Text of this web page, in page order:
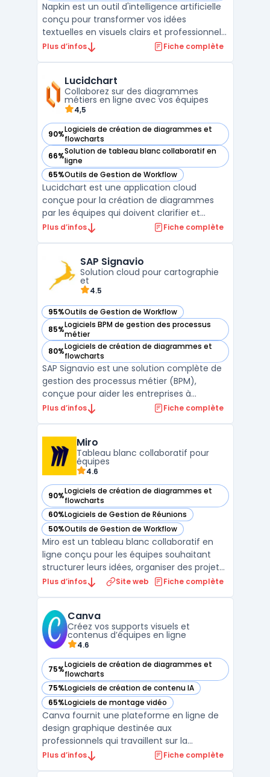
Napkin est un outil d'intelligence artificielle
conçu pour transformer vos idées
textuelles en visuels clairs et professionnels.
Cette solution innovante permet aux
schémas ou mindmaps. Avec son interface
intuitive, Napk ...
Plus d’infos Fiche complète
Lucidchart
Collaborez sur des diagrammes
métiers en ligne avec vos équipes
4,5
90%Logiciels de création de diagrammes et
flowcharts
— voir Lucidchart dans cette catégorie
66%Solution de tableau blanc collaboratif en
ligne
— voir Lucidchart dans cette catégorie
65%Outils de Gestion de Workflow
— voir Lucidchart dans cette catégorie
Lucidchart est une application cloud
conçue pour la création de diagrammes
par les équipes qui doivent clarifier et
partager des processus à distance. Cette
documentaire centralisée. Lucidchart
s'adresse aux gr ...
Plus d’infos Fiche complète
SAP Signavio
Solution cloud pour cartographie
et
4.5
95%Outils de Gestion de Workflow
— voir SAP Signavio dans cette catégorie
85%Logiciels BPM de gestion des processus
métier
— voir SAP Signavio dans cette catégorie
80%Logiciels de création de diagrammes et
flowcharts
— voir SAP Signavio dans cette catégorie
SAP Signavio est une solution complète de
gestion des processus métier (BPM),
conçue pour aider les entreprises à
cartographier, analyser et optimiser leurs
processus métier, permettant d’identifier
les inefficacités, de ...
Plus d’infos Fiche complète
Miro
Tableau blanc collaboratif pour
équipes
4.6
90%Logiciels de création de diagrammes et
flowcharts
— voir Miro dans cette catégorie
60%Logiciels de Gestion de Réunions
— voir Miro dans cette catégorie
50%Outils de Gestion de Workflow
— voir Miro dans cette catégorie
Miro est un tableau blanc collaboratif en
ligne conçu pour les équipes souhaitant
structurer leurs idées, organiser des projets
et faciliter la créativité en groupe. Cet outil
créer des cartes mentales et construire des
...
Plus d’infos Site web Fiche complète
Canva
Créez vos supports visuels et
contenus d’équipes en ligne
4.6
75%Logiciels de création de diagrammes et
flowcharts
— voir Canva dans cette catégorie
75%Logiciels de création de contenu IA
— voir Canva dans cette catégorie
65%Logiciels de montage vidéo
— voir Canva dans cette catégorie
Canva fournit une plateforme en ligne de
design graphique destinée aux
professionnels qui travaillent sur la
production de contenus visuels pour
Plus d’infos Fiche complète